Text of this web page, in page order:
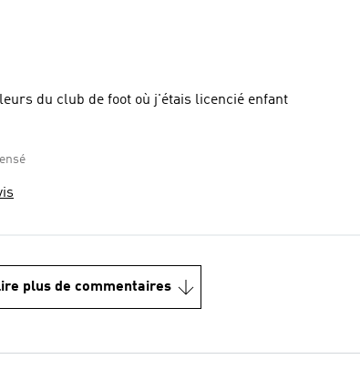
du club de foot où j'étais licencié enfant
plus de commentaires